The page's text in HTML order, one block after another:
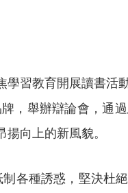
學習教育開展讀書
，舉辦辯論會，通
向上的新風貌。
各種誘惑，堅決杜